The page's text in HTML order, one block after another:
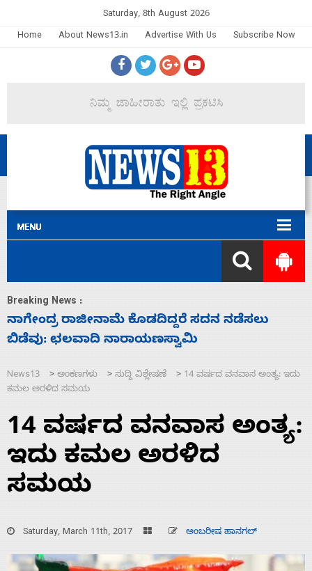
Saturday, 8th August 2026
Home
About News13.in Advertise With Us Subscribe Now
Breaking News :
ಸಚಿವ ಸಂಪುಟ ವಿಸ್ತರಣೆ ಮಾಡಿದ್ದು ಹಣಬಲ ಮತ್ತು
ಹೈಕಮಾಂಡ್ ರಾಜಕಾರಣಕ್ಕೆ: ವಿಜಯೇಂದ್ರ
News13 > ಅಂಕಣಗಳು > ಸುದ್ದಿ ವಿಶ್ಲೇಷಣೆ > 14 ವರ್ಷದ ವನವಾಸ ಅಂತ್ಯ: ಇದು
ಕಮಲ ಅರಳಿದ ಸಮಯ
14 ವರ್ಷದ ವನವಾಸ ಅಂತ್ಯ:
ಇದು ಕಮಲ ಅರಳಿದ
ಸಮಯ
Saturday, March 11th, 2017 ಅಂಬರೀಷ ಹಾನಗಲ್